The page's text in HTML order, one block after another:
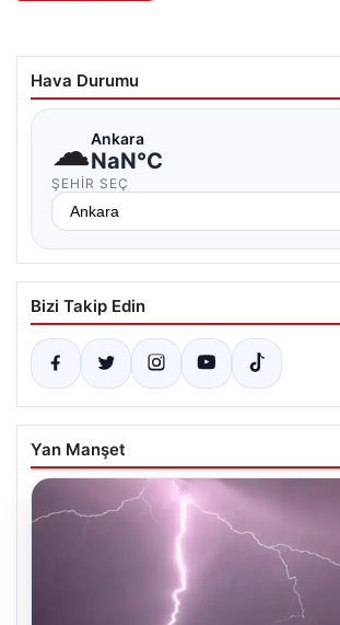
Hava Durumu
☁Ankara
NaN°C
ŞEHIR SEÇ
Bizi Takip Edin
Yan Manşet